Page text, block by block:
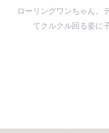
ローリングワンちゃん。
てクルクル回る姿に